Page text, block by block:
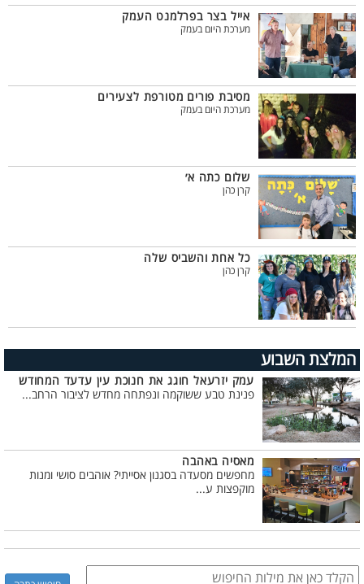
אייל בצר בפרלמנט העמק
מערכת היום בעמק
מסיבת פורים מטורפת לצעירים
מערכת היום בעמק
שלום כתה א׳
קרן כהן
כל אחת והשביס שלה
קרן כהן
המלצת השבוע
עמק יזרעאל חוגג את חנוכת עין עדעד המחודש
פנינת טבע ששוקמה ונפתחה מחדש לציבור הרחב...
מאסיה באהבה
מחפשים מסעדה בסגנון אסייתי? אוהבים סושי ומנות
מוקפצות ע...